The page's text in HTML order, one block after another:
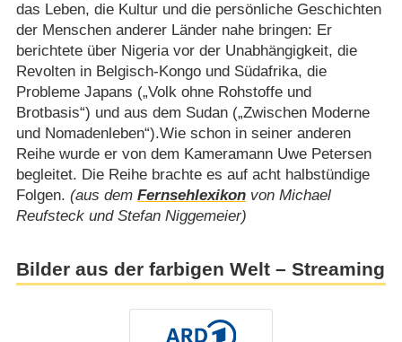
das Leben, die Kultur und die persönliche Geschichten
der Menschen anderer Länder nahe bringen: Er
berichtete über Nigeria vor der Unabhängigkeit, die
Revolten in Belgisch-Kongo und Südafrika, die
Probleme Japans („Volk ohne Rohstoffe und
Brotbasis“) und aus dem Sudan („Zwischen Moderne
und Nomadenleben“).Wie schon in seiner anderen
Reihe wurde er von dem Kameramann Uwe Petersen
begleitet. Die Reihe brachte es auf acht halbstündige
Folgen. (aus dem Fernsehlexikonvon Michael
Reufsteck und Stefan Niggemeier)
Bilder aus der farbigen Welt – Streaming